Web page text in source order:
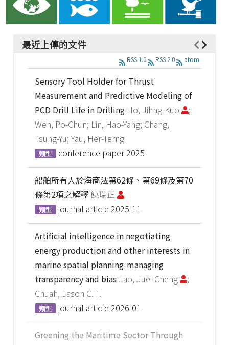
最近上傳的文件
RSS 1.0 RSS 2.0 atom
Sensory Tool Holder for Thrust
Measurement and Predictive Modeling of
PCD Drill Life in Drilling Ho, Jihng-Kuo
;
Wen, Po-Chun; Lin, Hao-Yang; Chang,
Tsung-Yu; Yau, Her-Terng
類型 conference paper2025
船舶所有人於海商法第62條、第69條及第70
條第2項之解釋饒瑞正
類型 journal article 2025-11
Artificial intelligence in negotiating
energy production and other interests in
marine spatial planning-managing
transparency and bias Jao, Juei-Cheng
;
Chuah, Jason C. T.
類型 journal article 2026-01
Greening the Maritime Sector Through